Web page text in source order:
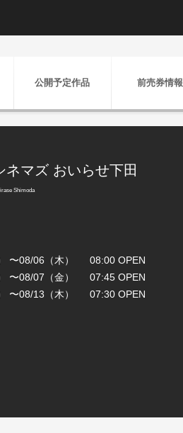
公開予定作品 前売券情報
ネマズ おいらせ下田
Shimoda
〜08/06（木） 08:00 OPEN
〜08/07（金） 07:45 OPEN
〜08/13（木） 07:30 OPEN